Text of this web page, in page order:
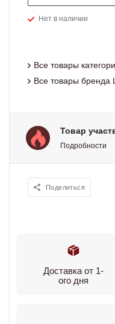
Нет в наличии
Все товары
Все товары бренда
Товар
Подробности
Поделиться
Доставка от 1-
ого дня